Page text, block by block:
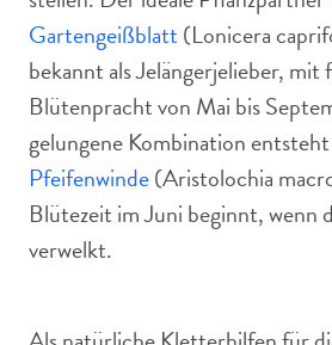
Gartengeißblatt(Lonicera
bekannt als Jelängerjelieber, mit
Blütenpracht von Mai bis
gelungene Kombination
Pfeifenwinde(Aristolochia
Blütezeit im Juni beginnt, wenn
verwelkt.